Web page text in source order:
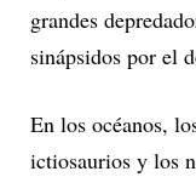
grandes
sinápsidos por el
En los océanos,
ictiosaurios y los